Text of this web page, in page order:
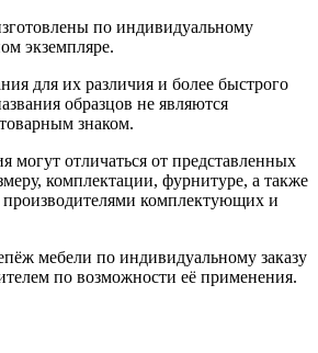
по индивидуальному
экземпляре.
для их различия и более быстрого
образцов не являются
знаком.
могут отличаться от представленных
комплектации, фурнитуре, а также
комплектующих и
мебели по индивидуальному заказу
по возможности её применения.